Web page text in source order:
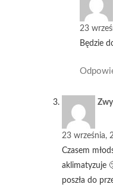
23
Będzie
23 września,
Czasem
aklimatyzuje
poszła do